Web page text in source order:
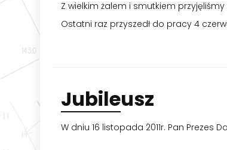
Z wielkim żalem i smutkiem
Ostatni raz przyszedł do pracy 4
Jubileusz
W dniu 16 listopada 2011r. Pan